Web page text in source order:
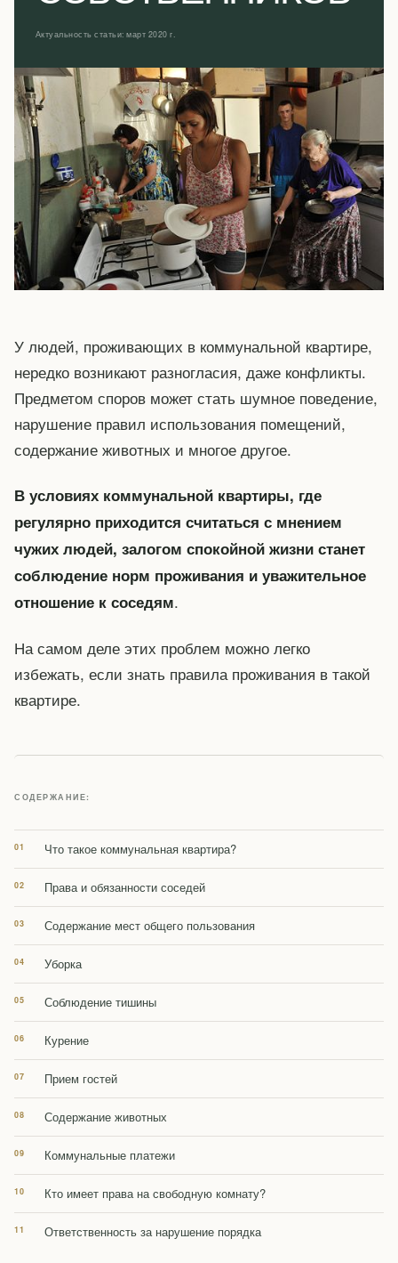
Актуальность статьи: март 2020 г.
У людей, проживающих в коммунальной квартире,
нередко возникают разногласия, даже конфликты.
Предметом споров может стать шумное поведение,
нарушение правил использования помещений,
содержание животных и многое другое.
В условиях коммунальной квартиры, где
регулярно приходится считаться с мнением
чужих людей, залогом спокойной жизни станет
соблюдение норм проживания и уважительное
отношение к соседям.
На самом деле этих проблем можно легко
избежать, если знать правила проживания в такой
квартире.
СОДЕРЖАНИЕ:
Что такое коммунальная квартира?
Права и обязанности соседей
Содержание мест общего пользования
Уборка
Соблюдение тишины
Курение
Прием гостей
Содержание животных
Коммунальные платежи
Кто имеет права на свободную комнату?
Ответственность за нарушение порядка